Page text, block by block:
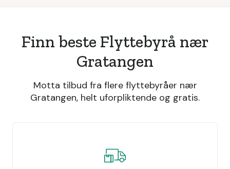
Finn beste Flyttebyrå nær
Gratangen
Motta tilbud fra flere flyttebyråer nær
Gratangen, helt uforpliktende og gratis.